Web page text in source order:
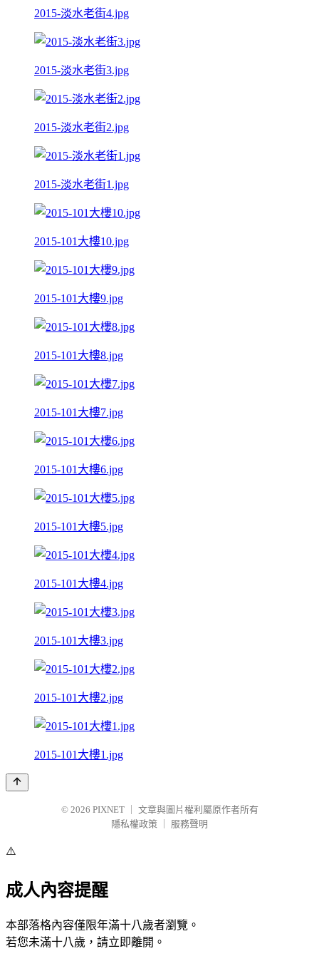
2015-淡水老街4.jpg
2015-淡水老街3.jpg
2015-淡水老街2.jpg
2015-淡水老街1.jpg
2015-101大樓10.jpg
2015-101大樓9.jpg
2015-101大樓8.jpg
2015-101大樓7.jpg
2015-101大樓6.jpg
2015-101大樓5.jpg
2015-101大樓4.jpg
2015-101大樓3.jpg
2015-101大樓2.jpg
2015-101大樓1.jpg
© 2026 PIXNET
文章與圖片權利屬原作者所有
隱私權政策
服務聲明
⚠️
成人內容提醒
本部落格內容僅限年滿十八歲者瀏覽。
若您未滿十八歲，請立即離開。